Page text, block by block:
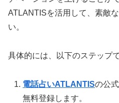
ATLANTISを活用して、素敵
い。
具体的には、以下のステップ
電話占いATLANTISの公
無料登録します。